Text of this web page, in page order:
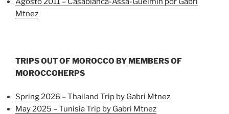
Mtnez
TRIPS OUT OF MOROCCO BY MEMBERS OF
MOROCCOHERPS
Spring 2026 – Thailand Trip by Gabri Mtnez
May 2025 – Tunisia Trip by Gabri Mtnez